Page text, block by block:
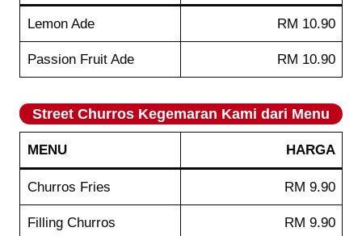
Lemon Ade RM 10.90
Passion Fruit Ade RM 10.90
Street Churros Kegemaran Kami dari Menu
MENU HARGA
Churros Fries RM 9.90
Filling Churros RM 9.90